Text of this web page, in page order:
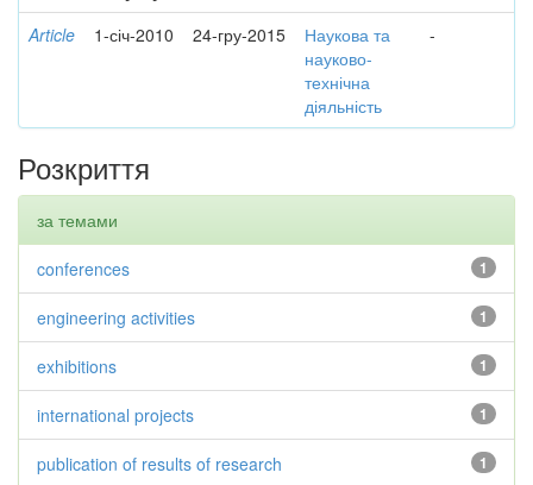
Article 1-січ-2010 24-гру-2015
Наукова та
науково-
технічна
діяльність
-
Розкриття
за темами
1
conferences
1
engineering activities
1
exhibitions
1
international projects
1
publication of results of research